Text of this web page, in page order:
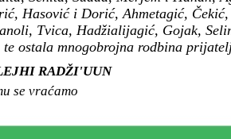
Hasović i Dorić, Ahmetagić,
Tvica, Hadžialijagić, Gojak,
ostala mnogobrojna rodbina
RADŽI'UUN
se vraćamo